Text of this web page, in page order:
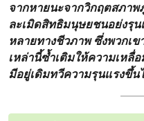
จากหายนะจากวิกฤตสภาพ
ละเมิดสิทธิมนุษยชนอย่งรุ
หลายทางชีวภาพ ซึ่งพวกเ
เหล่านี้ซ้ำเติมให้ความเหลื่
มีอยู่เดิมทวีความรุนแรงขึ้น